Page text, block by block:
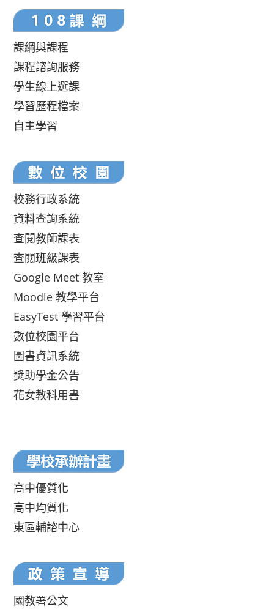
課綱與課程
課程諮詢服務
學生線上選課
學習歷程檔案
自主學習
校務行政系統
資料查詢系統
查閱教師課表
查閱班級課表
Google Meet 教室
Moodle 教學平台
EasyTest 學習平台
數位校園平台
圖書資訊系統
獎助學金公告
花女教科用書
高中優質化
高中均質化
東區輔諮中心
國教署公文